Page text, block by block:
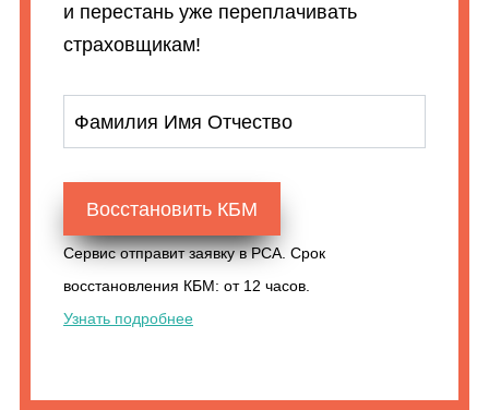
и перестань уже переплачивать
страховщикам!
Фамилия Имя Отчество
Восстановить КБМ
Сервис отправит заявку в РСА. Срок
восстановления КБМ: от 12 часов.
Узнать подробнее